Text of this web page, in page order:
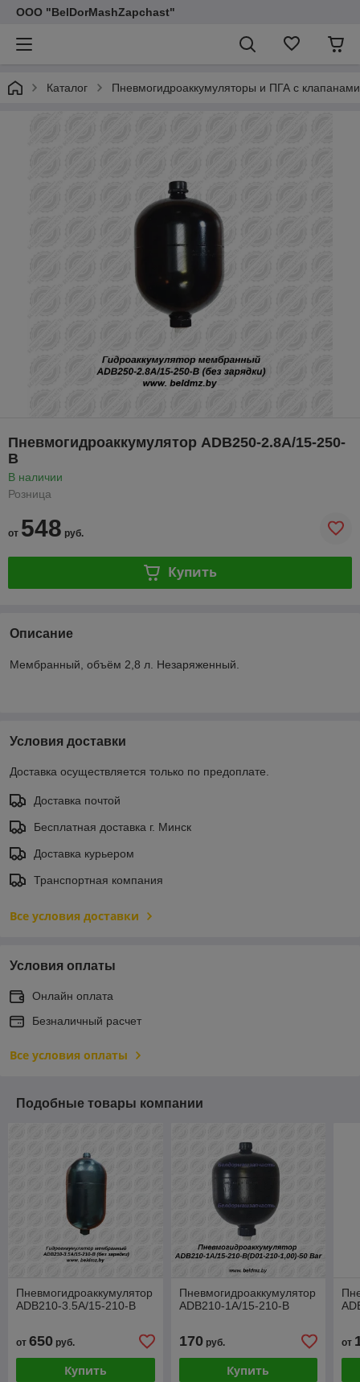
ООО "BelDorMashZapchast"
Каталог Пневмогидроаккумуляторы и ПГА с
Пневмогидроаккумулятор ADB250-2.8A/15-250-
B
В наличии
Розница
от 548 руб.
Купить
Описание
Мембранный, объём 2,8 л. Незаряженный.
Условия доставки
Доставка осуществляется только по предоплате.
Доставка почтой
Бесплатная доставка г. Минск
Доставка курьером
Транспортная компания
Все условия доставки
Условия оплаты
Онлайн оплата
Безналичный расчет
Все условия оплаты
Подобные товары компании
Пневмогидроаккумулятор
ADB210-3.5A/15-210-B
от 650 руб.
Купить
Пневмогидроаккумулятор
ADB210-1A/15-210-B
170руб.
Купить
от